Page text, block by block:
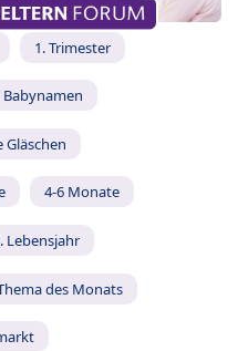
1. Trimester
Babynamen
Gläschen
4-6 Monate
Lebensjahr
des Monats